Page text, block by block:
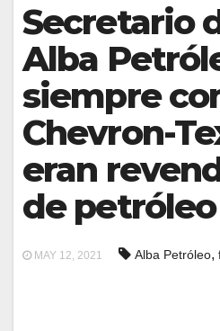
Secretario
Alba
siempre
Chevron-
eran
de petróleo
MAY 12, 2021 Alba Petróleo,